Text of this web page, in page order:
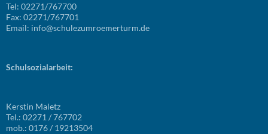
Tel: 02271/767700
Fax: 02271/767701
Email: info@schulezumroemerturm.de
Schulsozialarbeit:
Kerstin Maletz
Tel.: 02271 / 767702
mob.: 0176 / 19213504